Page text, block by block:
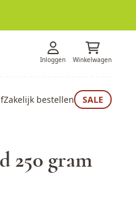
Inloggen Winkelwagen
Zakelijk bestellen SALE
250 gram